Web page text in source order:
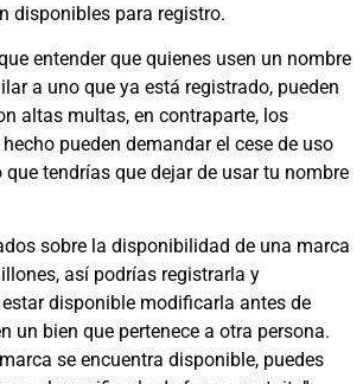
disponibles para registro.
entender que quienes usen un nombre
a uno que ya está registrado, pueden
altas multas, en contraparte, los
pueden demandar el cese de uso
tendrías que dejar de usar tu nombre
sobre la disponibilidad de una marca
así podrías registrarla y
disponible modificarla antes de
un bien que pertenece a otra persona.
se encuentra disponible, puedes